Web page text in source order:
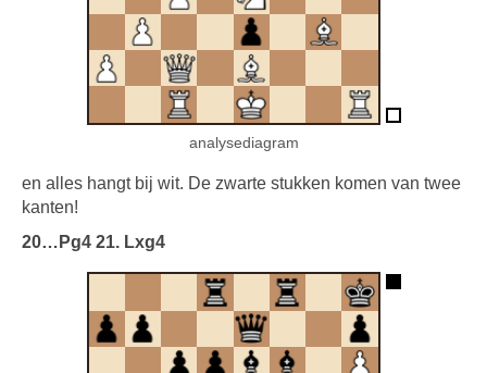
analysediagram
en alles hangt bij wit. De zwarte stukken komen van twee
kanten!
20…Pg4 21. Lxg4